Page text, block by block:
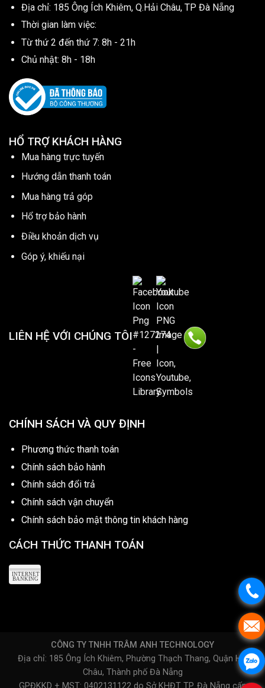
Địa chỉ: 185 Ông Ích Khiêm, Q.Hải Châu, TP Đà Nẵng
Thời gian làm việc:
Từ thứ 2 đến thứ 7: 8h - 21h
Chủ nhật: 8h - 18h
HỔ TRỢ KHÁCH HÀNG
Mua hàng trực tuyến
Hướng dẫn thanh toán
Mua hàng trả góp
Hổ trợ bảo hành
Điều khoản dịch vụ
Góp ý, khiếu nại
LIÊN HỆ VỚI CHÚNG TÔI
CHÍNH SÁCH VÀ QUY ĐỊNH
Phương thức thanh toán
Chính sách bảo hành
Chính sách đổi trả
Chính sách vận chuyển
Chính sách bảo mật thông tin khách hàng
CÁCH THỨC THANH TOÁN
CÔNG TY TNHH TRÂM ANH TECHNOLOGY
Địa chỉ: 185 Ông Ích Khiêm, Phường Thạch Thang, Quận Hải
Châu, Thành phố Đà Nẵng
GPĐKKD + MST: 0402131122 do Sở KHĐT TP. Đà Nẵng cấp